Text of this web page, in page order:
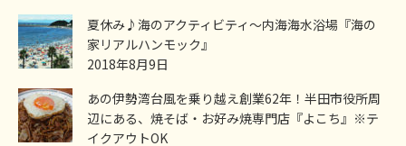
夏休み♪海のアクティビティ～内海海水浴場『海の
家リアルハンモック』
2018年8月9日
あの伊勢湾台風を乗り越え創業62年！半田市役所周
辺にある、焼そば・お好み焼専門店『よこち』※テ
イクアウトOK